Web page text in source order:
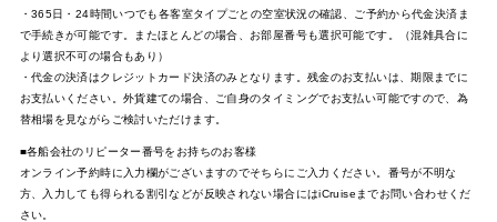
・365日・24時間いつでも各客室タイプごとの空室状況の確認、ご予約から代金決済ま
で手続きが可能です。またほとんどの場合、お部屋番号も選択可能です。（混雑具合に
より選択不可の場合もあり）
・代金の決済はクレジットカード決済のみとなります。残金のお支払いは、期限までに
お支払いください。外貨建ての場合、ご自身のタイミングでお支払い可能ですので、為
替相場を見ながらご検討いただけます。
■各船会社のリピーター番号をお持ちのお客様
オンライン予約時に入力欄がございますのでそちらにご入力ください。番号が不明な
方、入力しても得られる割引などが反映されない場合にはiCruiseまでお問い合わせくだ
さい。